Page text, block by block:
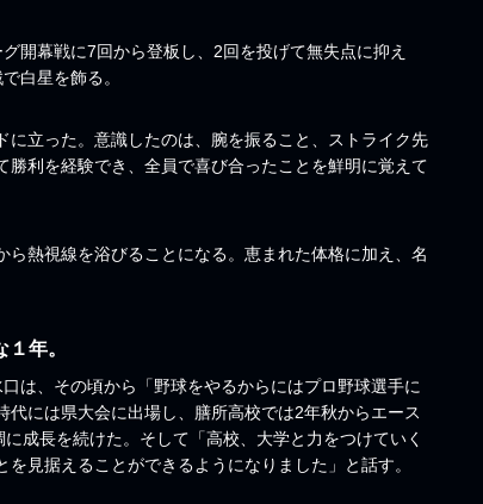
開幕戦に7回から登板し、2回を投げて無失点に抑え
白星を飾る。
に立った。意識したのは、腕を振ること、ストライク先
利を経験でき、全員で喜び合ったことを鮮明に覚えて
熱視線を浴びることになる。恵まれた体格に加え、名
年。
は、その頃から「野球をやるからにはプロ野球選手に
には県大会に出場し、膳所高校では2年秋からエース
成長を続けた。そして「高校、大学と力をつけていく
見据えることができるようになりました」と話す。